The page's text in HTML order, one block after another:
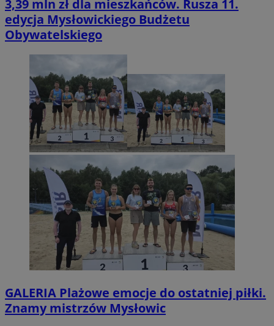
3,39 mln zł dla mieszkańców. Rusza 11.
edycja Mysłowickiego Budżetu
Obywatelskiego
GALERIA Plażowe emocje do ostatniej piłki.
Znamy mistrzów Mysłowic